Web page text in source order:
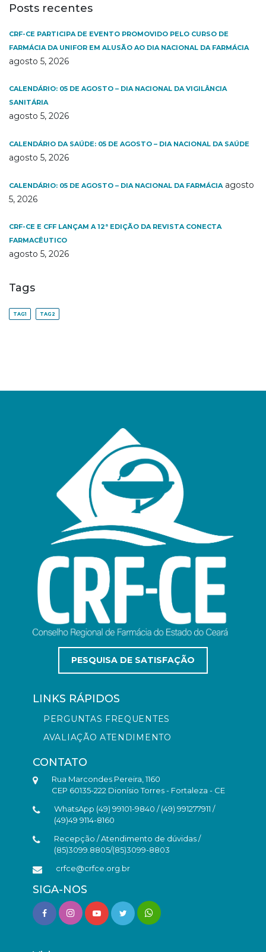
Posts recentes
CRF-CE PARTICIPA DE EVENTO PROMOVIDO PELO CURSO DE
FARMÁCIA DA UNIFOR EM ALUSÃO AO DIA NACIONAL DA FARMÁCIA
agosto 5, 2026
CALENDÁRIO: 05 DE AGOSTO – DIA NACIONAL DA VIGILÂNCIA
SANITÁRIA
agosto 5, 2026
CALENDÁRIO DA SAÚDE: 05 DE AGOSTO – DIA NACIONAL DA SAÚDE
agosto 5, 2026
CALENDÁRIO: 05 DE AGOSTO – DIA NACIONAL DA FARMÁCIA agosto
5, 2026
CRF-CE E CFF LANÇAM A 12ª EDIÇÃO DA REVISTA CONECTA
FARMACÊUTICO
agosto 5, 2026
Tags
TAG1 TAG2
PESQUISA DE SATISFAÇÃO
LINKS RÁPIDOS
PERGUNTAS FREQUENTES
AVALIAÇÃO ATENDIMENTO
CONTATO
Rua Marcondes Pereira, 1160
CEP 60135-222 Dionísio Torres - Fortaleza - CE
WhatsApp (49) 99101-9840 / (49) 991277911 /
(49)49 9114-8160
Recepção / Atendimento de dúvidas /
(85)3099.8805/(85)3099-8803
crfce@crfce.org.br
SIGA-NOS